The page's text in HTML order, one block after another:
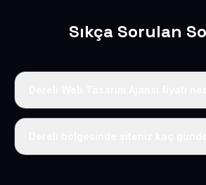
Sıkça Sorulan
Tek fiyat uygulanır: yıllık 50 USD +